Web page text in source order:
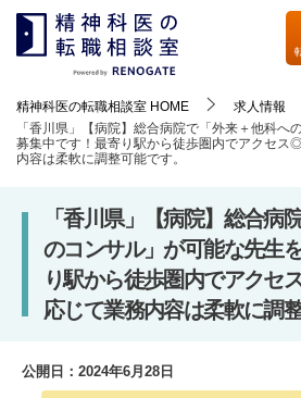
精神科医の転職相談室 HOME 求人情報
「香川県」【病院】総合病院で「外来＋他科へ
募集中です！最寄り駅から徒歩圏内でアクセス
内容は柔軟に調整可能です。
「香川県」【病院】総合病
のコンサル」が可能な先生
り駅から徒歩圏内でアクセ
応じて業務内容は柔軟に調
公開日： 2024年6月28日